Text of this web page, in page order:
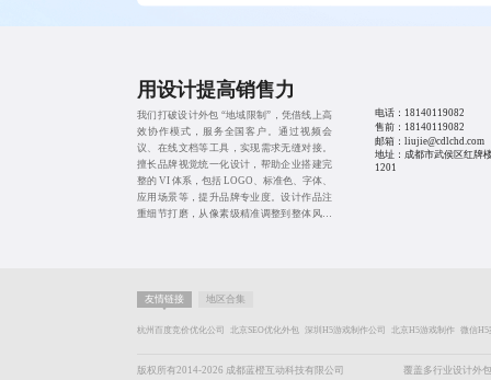
用设计提高销售力
我们打破设计外包 “地域限制”，凭借线上高
效协作模式，服务全国客户。通过视频会
议、在线文档等工具，实现需求无缝对接。
擅长品牌视觉统一化设计，帮助企业搭建完
整的 VI 体系，包括 LOGO、标准色、字体、
应用场景等，提升品牌专业度。设计作品注
重细节打磨，从像素级精准调整到整体风格
电话： 18140119082
售前： 18140119082
邮箱：liujie@cdlchd.com
地址：成都市武侯区红牌
1201
友情链接 地区合集
杭州百度竞价优化公司 北京SEO优化外包 深圳H5游戏制作公司 北京H5游戏制作 微信H5
版权所有2014-2026 成都蓝橙互动科技有限公司 覆盖多行业设计外